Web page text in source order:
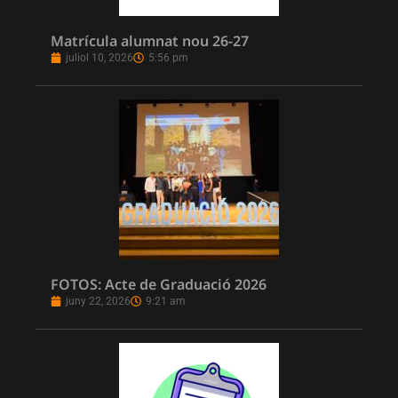
Matrícula alumnat nou 26-27
juliol 10, 2026 5:56 pm
FOTOS: Acte de Graduació 2026
juny 22, 2026 9:21 am